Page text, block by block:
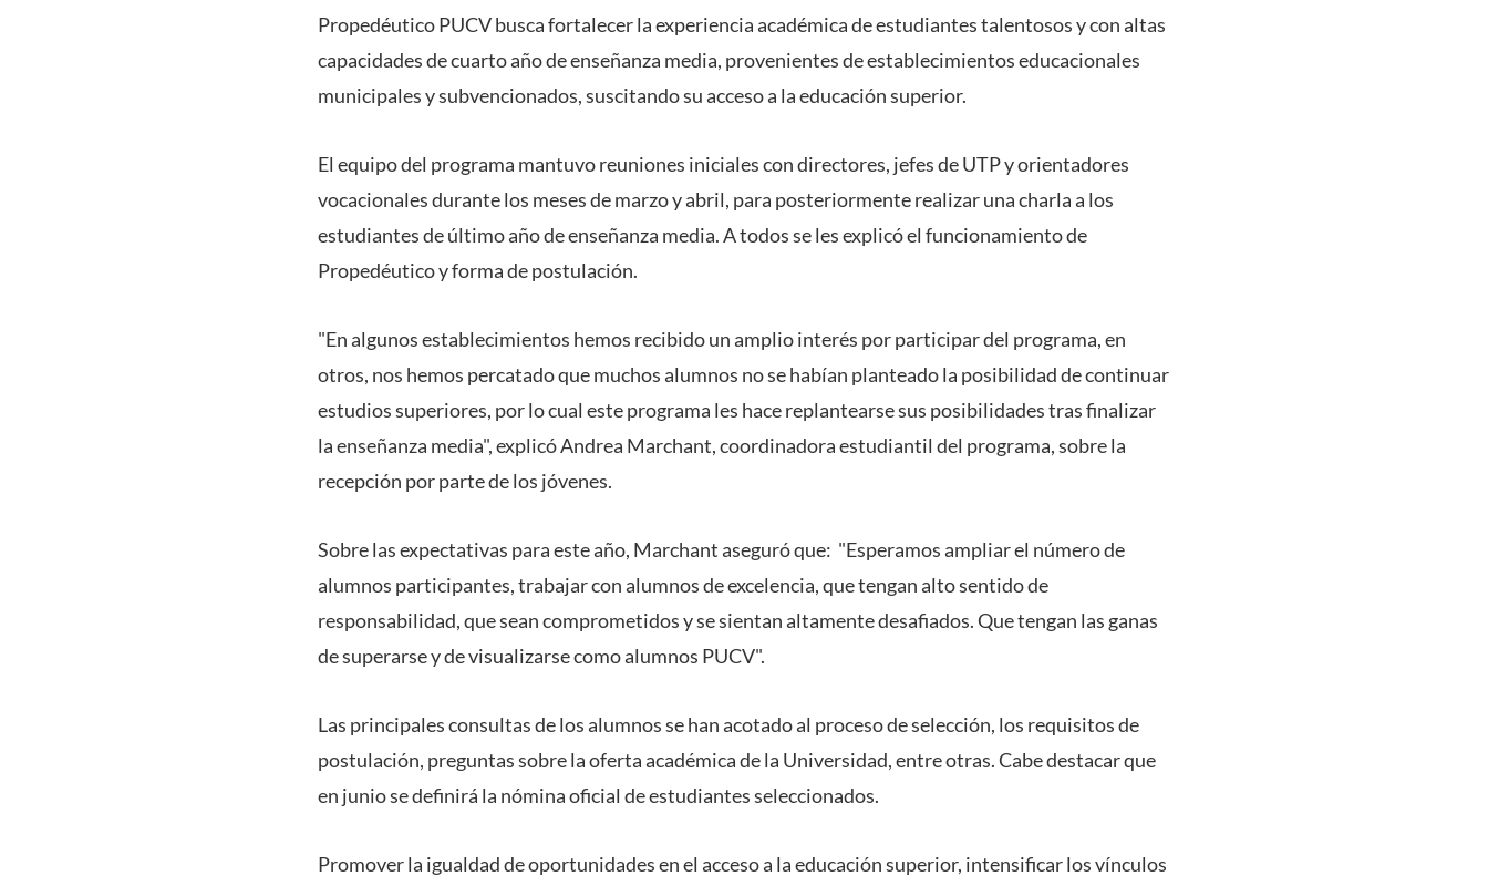
Propedéutico PUCV busca fortalecer la experiencia académica de estudiantes talentosos y con altas
capacidades de cuarto año de enseñanza media, provenientes de establecimientos educacionales
municipales y subvencionados, suscitando su acceso a la educación superior.
El equipo del programa mantuvo reuniones iniciales con directores, jefes de UTP y orientadores
vocacionales durante los meses de marzo y abril, para posteriormente realizar una charla a los
estudiantes de último año de enseñanza media. A todos se les explicó el funcionamiento de
Propedéutico y forma de postulación.
"En algunos establecimientos hemos recibido un amplio interés por participar del programa, en
otros, nos hemos percatado que muchos alumnos no se habían planteado la posibilidad de continuar
estudios superiores, por lo cual este programa les hace replantearse sus posibilidades tras finalizar
la enseñanza media", explicó Andrea Marchant, coordinadora estudiantil del programa, sobre la
recepción por parte de los jóvenes.
Sobre las expectativas para este año, Marchant aseguró que: "Esperamos ampliar el número de
alumnos participantes, trabajar con alumnos de excelencia, que tengan alto sentido de
responsabilidad, que sean comprometidos y se sientan altamente desafiados. Que tengan las ganas
de superarse y de visualizarse como alumnos PUCV".
Las principales consultas de los alumnos se han acotado al proceso de selección, los requisitos de
postulación, preguntas sobre la oferta académica de la Universidad, entre otras. Cabe destacar que
en junio se definirá la nómina oficial de estudiantes seleccionados.
Promover la igualdad de oportunidades en el acceso a la educación superior, intensificar los vínculos